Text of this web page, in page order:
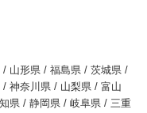
山形県 / 福島県 / 茨城県 /
神奈川県 / 山梨県 / 富山
県 / 静岡県 / 岐阜県 / 三重